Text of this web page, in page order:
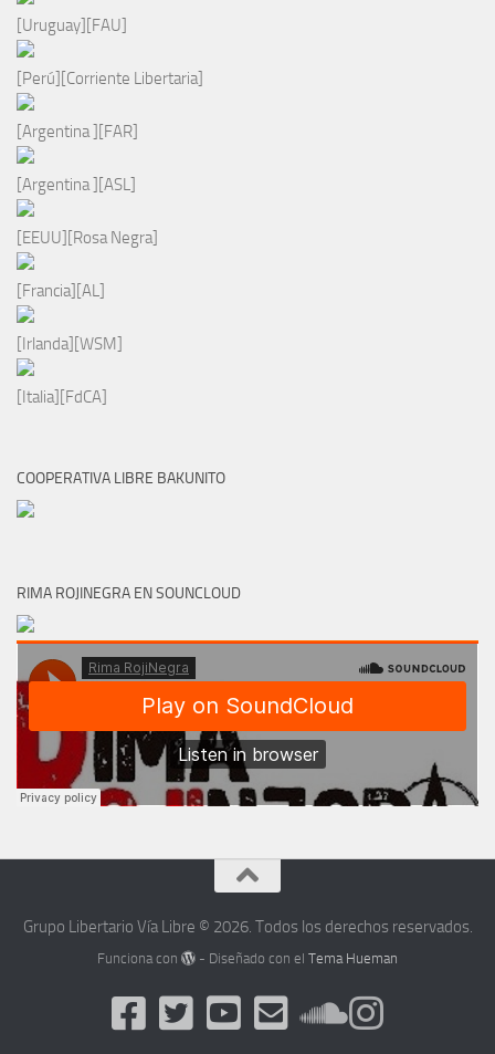
[Uruguay][FAU]
[Perú][Corriente Libertaria]
[Argentina ][FAR]
[Argentina ][ASL]
[EEUU][Rosa Negra]
[Francia][AL]
[Irlanda][WSM]
[Italia][FdCA]
COOPERATIVA LIBRE BAKUNITO
RIMA ROJINEGRA EN SOUNCLOUD
Grupo Libertario Vía Libre © 2026. Todos los derechos reservados.
Funciona con - Diseñado con elTema Hueman